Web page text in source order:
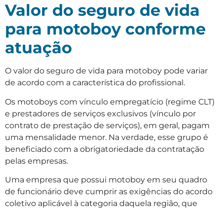
Valor do seguro de vida
para motoboy conforme
atuação
O valor do seguro de vida para motoboy pode variar
de acordo com a característica do profissional.
Os motoboys com vínculo empregatício (regime CLT)
e prestadores de serviços exclusivos (vínculo por
contrato de prestação de serviços), em geral, pagam
uma mensalidade menor. Na verdade, esse grupo é
beneficiado com a obrigatoriedade da contratação
pelas empresas.
Uma empresa que possui motoboy em seu quadro
de funcionário deve cumprir as exigências do acordo
coletivo aplicável à categoria daquela região, que